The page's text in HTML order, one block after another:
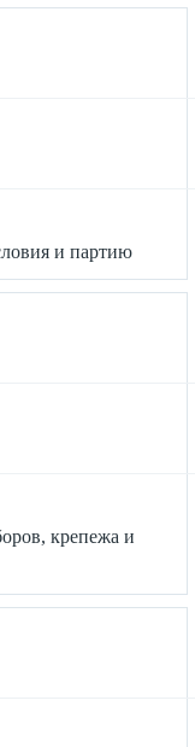
и партию
крепежа и